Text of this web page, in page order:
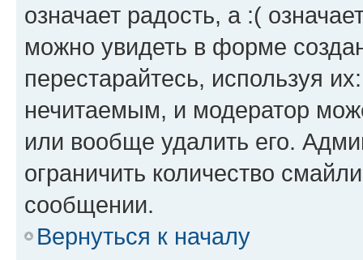
означает радость, а :(
можно увидеть в форме
перестарайтесь, используя
нечитаемым, и модератор
или вообще удалить его.
ограничить количество
сообщении.
Вернуться к началу